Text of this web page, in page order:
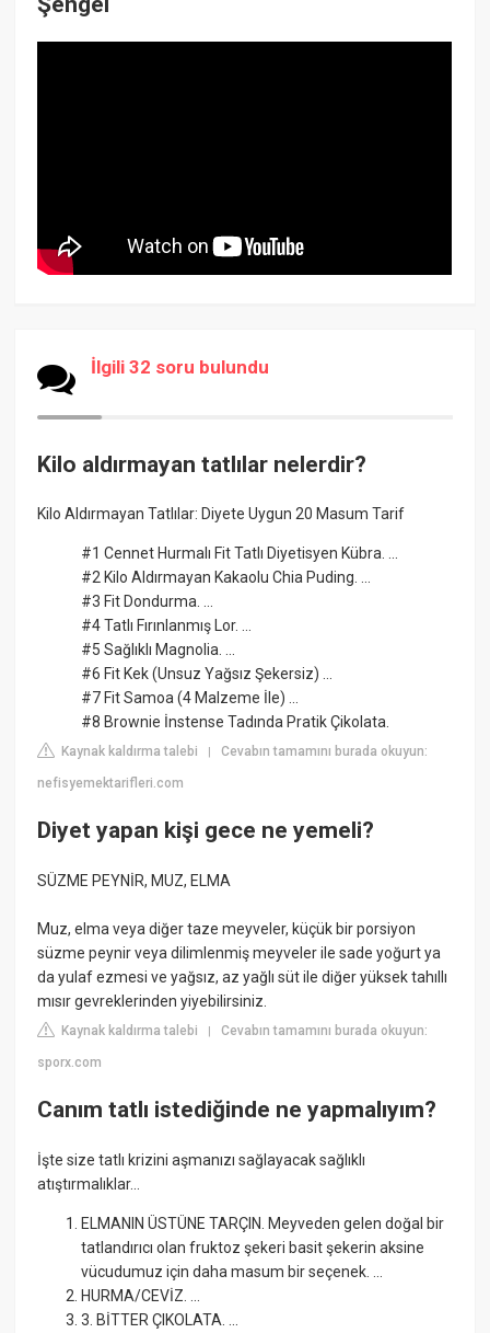
İlgili 32 soru bulundu
Kilo aldırmayan tatlılar nelerdir?
Kilo Aldırmayan Tatlılar: Diyete Uygun 20 Masum Tarif
#1 Cennet Hurmalı Fit Tatlı Diyetisyen Kübra. ...
#2 Kilo Aldırmayan Kakaolu Chia Puding. ...
#3 Fit Dondurma. ...
#4 Tatlı Fırınlanmış Lor. ...
#5 Sağlıklı Magnolia. ...
#6 Fit Kek (Unsuz Yağsız Şekersiz) ...
#7 Fit Samoa (4 Malzeme İle) ...
#8 Brownie İnstense Tadında Pratik Çikolata.
Kaynak kaldırma talebi |Cevabın tamamını burada okuyun:
nefisyemektarifleri.com
Diyet yapan kişi gece ne yemeli?
SÜZME PEYNİR, MUZ, ELMA
Muz, elma veya diğer taze meyveler, küçük bir porsiyon
süzme peynir veya dilimlenmiş meyveler ile sade yoğurt ya
da yulaf ezmesi ve yağsız, az yağlı süt ile diğer yüksek tahıllı
mısır gevreklerinden yiyebilirsiniz.
Kaynak kaldırma talebi |Cevabın tamamını burada okuyun:
sporx.com
Canım tatlı istediğinde ne yapmalıyım?
İşte size tatlı krizini aşmanızı sağlayacak sağlıklı
atıştırmalıklar...
ELMANIN ÜSTÜNE TARÇIN. Meyveden gelen doğal bir
tatlandırıcı olan fruktoz şekeri basit şekerin aksine
vücudumuz için daha masum bir seçenek. ...
HURMA/CEVİZ. ...
3. BİTTER ÇIKOLATA. ...